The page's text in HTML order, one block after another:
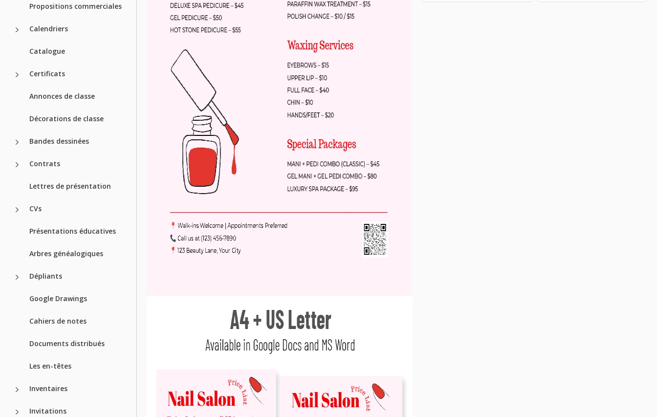
Propositions commerciales
Calendriers
Catalogue
Certificats
Annonces de classe
Décorations de classe
Bandes dessinées
Contrats
Lettres de présentation
CVs
Présentations éducatives
Arbres généalogiques
Dépliants
Google Drawings
Cahiers de notes
Documents distribués
Les en-têtes
Inventaires
Invitations